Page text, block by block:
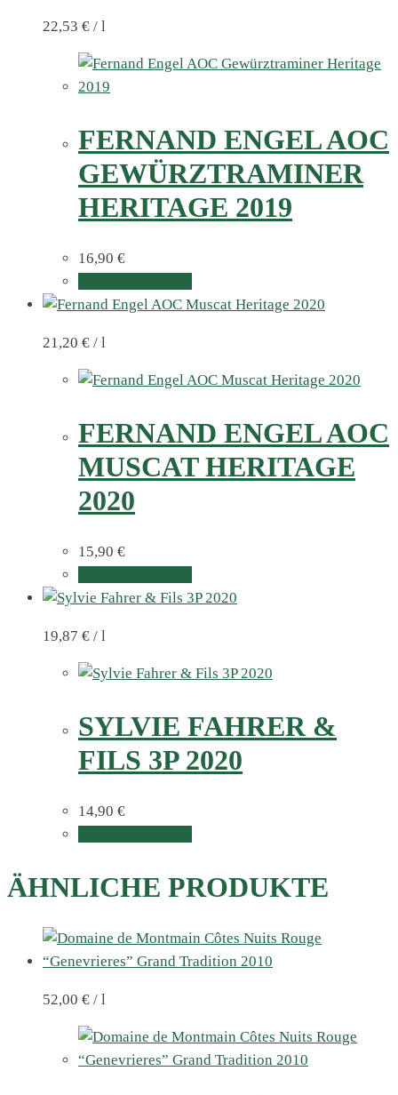
22,53 € / l
FERNAND ENGEL AOC
GEWÜRZTRAMINER
HERITAGE 2019
16,90 €
21,20 € / l
FERNAND ENGEL AOC
MUSCAT HERITAGE
2020
15,90 €
19,87 € / l
SYLVIE FAHRER &
FILS 3P 2020
14,90 €
ÄHNLICHE PRODUKTE
52,00 € / l